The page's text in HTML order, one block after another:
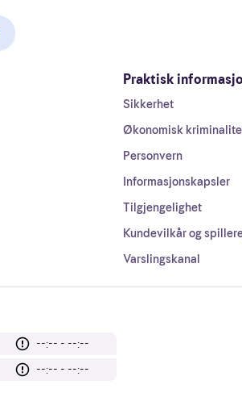
Praktisk
Sikkerhet
Økonomisk
Personvern
Informasjonskapsler
Tilgjengelighet
Kundevilkår og
Varslingskanal
--:-- - --:--
--:-- - --:--